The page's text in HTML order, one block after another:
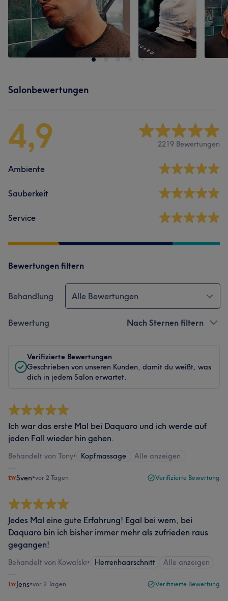
Salonbewertungen
4,9 2219 Bewertungen
Ambiente
Sauberkeit
Service
Bewertungen filtern
Behandlung Alle Bewertungen
Bewertung Nach Sternen filtern
Verifizierte Bewertungen
Geschrieben von unseren Kunden, damit du weißt, was
dich in jedem Salon erwartet.
Ich war das erste Mal bei Daquaro und ich werde auf
jeden Fall wieder hin gehen.
Behandelt von Tony• Kopfmassage Alle anzeigen
Sven•vor 2 Tagen Verifizierte Bewertung
Jedes Mal eine gute Erfahrung! Egal bei wem, bei
Daquaro bin ich bisher immer mehr als zufrieden raus
gegangen!
Behandelt von Kowalski• Herrenhaarschnitt Alle anzeigen
Jens•vor 2 Tagen Verifizierte Bewertung